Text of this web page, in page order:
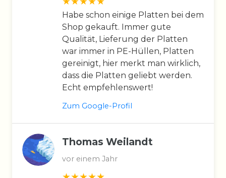
Habe schon einige Platten bei dem
Shop gekauft. Immer gute
Qualität, Lieferung der Platten
war immer in PE-Hüllen, Platten
gereinigt, hier merkt man wirklich,
dass die Platten geliebt werden.
Echt empfehlenswert!
Zum Google-Profil
Thomas Weilandt
vor einem Jahr